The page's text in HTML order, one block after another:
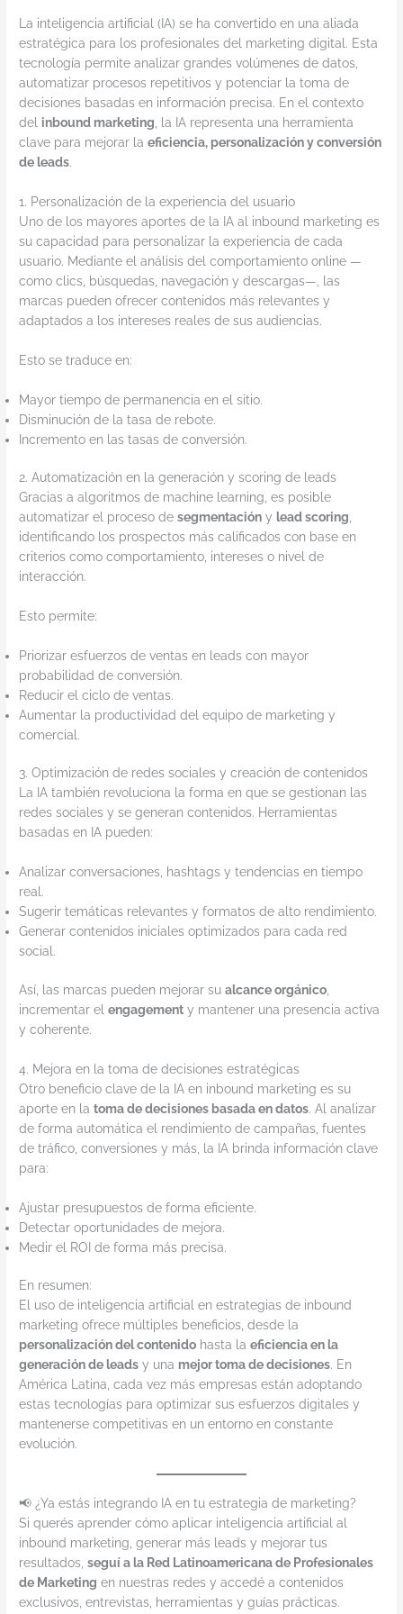
La inteligencia artificial (IA) se ha convertido en una aliada
estratégica para los profesionales del marketing digital. Esta
tecnología permite analizar grandes volúmenes de datos,
automatizar procesos repetitivos y potenciar la toma de
decisiones basadas en información precisa. En el contexto
del inbound marketing , la IA representa una herramienta
clave para mejorar laeficiencia, personalización y conversión
de leads.
1. Personalización de la experiencia del usuario
Uno de los mayores aportes de la IA al inbound marketing es
su capacidad para personalizar la experiencia de cada
usuario. Mediante el análisis del comportamiento online —
como clics, búsquedas, navegación y descargas—, las
marcas pueden ofrecer contenidos más relevantes y
adaptados a los intereses reales de sus audiencias.
Esto se traduce en:
Mayor tiempo de permanencia en el sitio.
Disminución de la tasa de rebote.
Incremento en las tasas de conversión.
2. Automatización en la generación y scoring de leads
Gracias a algoritmos de machine learning, es posible
automatizar el proceso desegmentación y lead scoring
identificando los prospectos más calificados con base en
criterios como comportamiento, intereses o nivel de
interacción.
Esto permite:
Priorizar esfuerzos de ventas en leads con mayor
probabilidad de conversión.
Reducir el ciclo de ventas.
Aumentar la productividad del equipo de marketing y
comercial.
3. Optimización de redes sociales y creación de contenidos
La IA también revoluciona la forma en que se gestionan las
redes sociales y se generan contenidos. Herramientas
basadas en IA pueden:
Analizar conversaciones, hashtags y tendencias en tiempo
real.
Sugerir temáticas relevantes y formatos de alto rendimiento.
Generar contenidos iniciales optimizados para cada red
social.
Así, las marcas pueden mejorar sualcance orgánico
incrementar elengagement y mantener una presencia activa
y coherente.
4. Mejora en la toma de decisiones estratégicas
Otro beneficio clave de la IA en inbound marketing es su
aporte en latoma de decisiones basada en datos. Al analizar
de forma automática el rendimiento de campañas, fuentes
de tráfico, conversiones y más, la IA brinda información clave
para:
Ajustar presupuestos de forma eficiente.
Detectar oportunidades de mejora.
Medir el ROI de forma más precisa.
En resumen:
El uso de inteligencia artificial en estrategias de inbound
marketing ofrece múltiples beneficios, desde la
personalización del contenido hasta laeficiencia en la
generación de leads y una mejor toma de decisiones. En
América Latina, cada vez más empresas están adoptando
estas tecnologías para optimizar sus esfuerzos digitales y
mantenerse competitivas en un entorno en constante
evolución.
📢 ¿Ya estás integrando IA en tu estrategia de marketing?
Si querés aprender cómo aplicar inteligencia artificial al
inbound marketing, generar más leads y mejorar tus
resultados,seguí a la Red Latinoamericana de Profesionales
de Marketing en nuestras redes y accedé a contenidos
exclusivos, entrevistas, herramientas y guías prácticas.